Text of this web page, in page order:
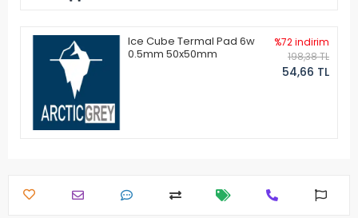
Ice Cube Termal Pad 6w
0.5mm 50x50mm
%72 indirim
198,38 TL
54,66 TL